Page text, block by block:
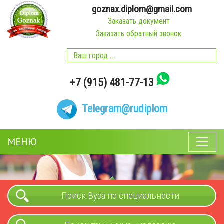
goznax.diplom@gmail.com
Заказать документ
Заказать обратный звонок
+7 (915) 481-77-13
Telegram@rudiplom
МЕНЮ
Поиск Вуза по специальности